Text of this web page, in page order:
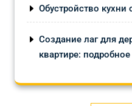
Обустройство кухни
Создание лаг для
квартире: